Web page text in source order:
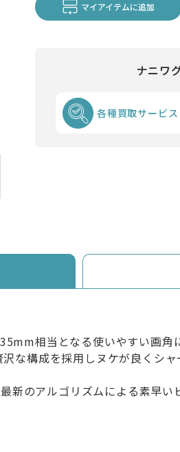
マイアイテムに追加
ナニワ
各種買取サービス
相当となる使いやすい画角
な構成を採用しヌケが良くシャ
のアルゴリズムによる素早い